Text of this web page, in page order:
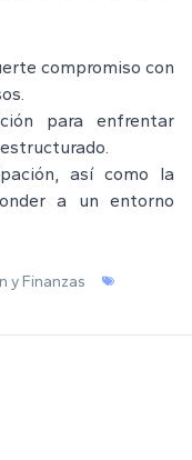
compromiso con
para enfrentar
así como la
a un entorno
y Finanzas